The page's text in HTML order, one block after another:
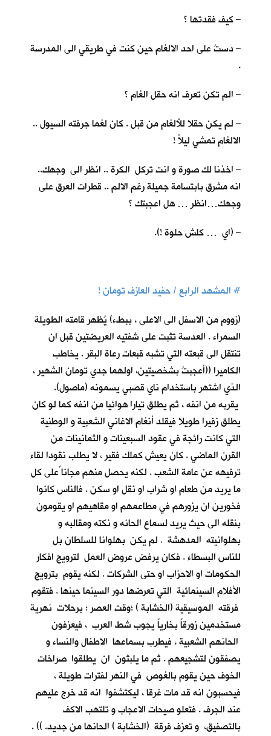
– كيف فقدتها ؟
– دستُ على احد الالغام حين كنت في طريقي الى المدرسة
.
– الم تكن تعرف انه حقل الغام ؟
– لم يكن حقلا للألغام من قبل . كان لغما جرفته السيول ..
الالغام تمشي ليلاً !
– اخذنا لك صورة و انت تركل الكرة .. انظر الى وجهك..
انه مشرق بابتسامة جميلة رغم الالم .. قطرات العرق على
وجهك…انظر … هل اعجبتك ؟
– (اي … كلش حلوة !).
#المشهد الرابع / حفيد العازف تومان !
(زووم من الاسفل الى الاعلى ، ببطء) يُظهر قامته الطويلة
السمراء . العدسة تثبت على شفتيه العريضتين قبل ان
تنتقل الى قبعته التي تشبه قبعات رعاة البقر . يخاطب
الكاميرا ((أعجبتُ بشخصيتين، اولهما جدي تومان الشهير ،
الذي اشتهر باستخدام ناي قصبي يسمونه (ماصول).
يقربه من انفه ، ثم يطلق تيارا هوائيا من انفه كما لو كان
يطلق زفيرا طويلا فيقلد أنغام الاغاني الشعبية و الوطنية
التي كانت رائجة في عقود السبعينات و الثمانينات من
القرن الماضي . كان يعيش كملك فقير ، لا يطلب نقودا لقاء
ترفيهه عن عامة الشعب . لكنه يحصل منهم مجانا ًعلى كل
ما يريد من طعام او شراب او نقل او سكن . فالناس كانوا
فخورين ان يزورهم في مطاعمهم او مقاهيهم او يقومون
بنقله الى حيث يريد لسماع الحانه و نكته ومقالبه و
بهلوانيته المدهشة . لم يكن بهلوانا للسلطان بل
للناس البسطاء . فكان يرفض عروض العمل لترويج افكار
الحكومات او الاحزاب او حتى الشركات . لكنه يقوم بترويج
الأفلام السينمائية التي تعرضها دور السينما حينها . فتقوم
فرقته الموسيقية (الخشابة ) ؛وقت العصر ؛ برحلات نهرية
مستخدمين زورقاً بخارياً يجوب شط العرب ، فيعزفون
الحانهم الشعبية ، فيطرب بسماعها الاطفال والنساء و
يصفقون لتشجيعهم . ثم ما يلبثون ان يطلقوا صراخات
الخوف حين يقوم بالغوص في النهر لفترات طويلة ،
فيحسبون انه قد مات غرقا ، ليكتشفوا انه قد خرج عليهم
عند الجرف . فتعلو صيحات الاعجاب و تلتهب الاكف
بالتصفيق، و تعزف فرقة (الخشابة ) الحانها من جديد. )) .